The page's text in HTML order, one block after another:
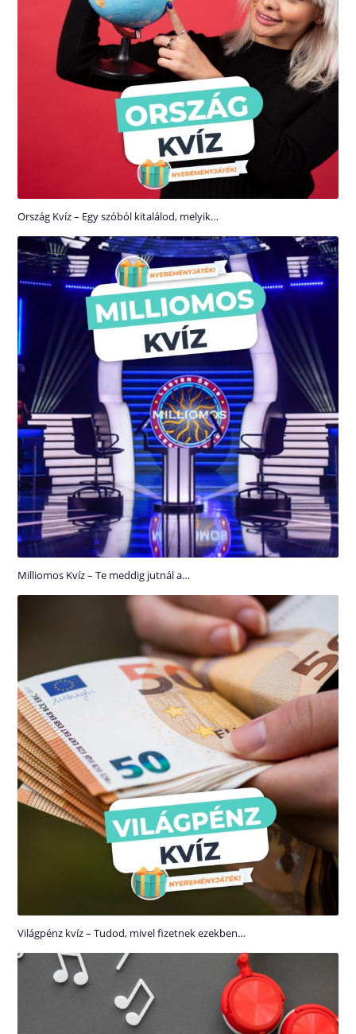
Ország Kvíz – Egy szóból kitalálod, melyik…
Milliomos Kvíz – Te meddig jutnál a…
Világpénz kvíz – Tudod, mivel fizetnek ezekben…